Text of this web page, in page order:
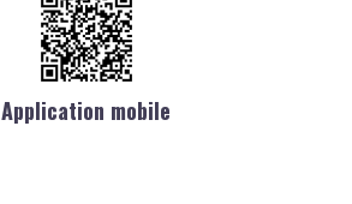
Application mobile